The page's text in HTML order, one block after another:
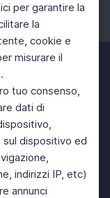
per garantire la
la
cookie e
misurare il
tuo consenso,
dati di
sul dispositivo ed
indirizzi IP, etc)
annunci
Twitter